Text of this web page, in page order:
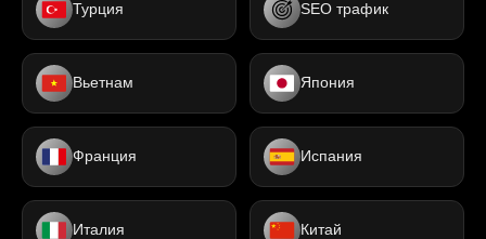
Турция SEO трафик
Вьетнам Япония
Франция Испания
Италия Китай